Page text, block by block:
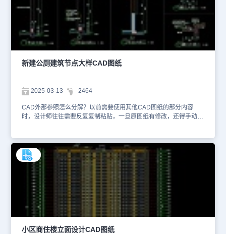
展示了出楼梯在整个楼层布局中的直观模样，让施工人员、设计师等
相关人员对楼梯的整体布局一目了然。 该CAD图纸在绘制楼梯起步
节点内容时，要明确标注起步踏步的特殊尺寸、形状以及与地面的连
接方式，比如是否有特殊的基础加固处理，以保证楼梯起步的稳固
性。想要查看更多的CAD图纸资源，大家可以在浩辰CAD官网进行
查询。本CAD制图素材仅用于互相学习资料，请勿商用。
新建公厕建筑节点大样CAD图纸
2025-03-13 2464
CAD外部参照怎么分解？以前需要使用其他CAD图纸的部分内容
时，设计师往往需要反复复制粘贴，一旦原图纸有修改，还得手动再
纸也能自动更新。需要分解时，点击【插入】—【外部参照管理
器】，选中需要分解参照的名称后，再点击【拆离】—【确定】。本
文件是CAD建筑结构中墙柱图资源中、使用CAD软件绘制的新建公
厕建筑节点大样CAD图纸。该新建公厕建筑节点大样图纸绘制了屋顶
防水、隔断安装、与地面和墙面的连接细节等内容。这样施工人员可
以按照图纸精准施工，从而保证施工质量，减少施工过程中的错误和
返工现象，有效控制成本和工期。设计师在绘制CAD图纸时，一定要
严谨细致，充分考虑各种使用场景和需求，严格遵循相关建筑规范和
标准，确保图纸的准确性和完整性。想要查看更多的CAD图纸资源，
大家可以在浩辰CAD官网进行查询。本CAD制图素材仅用于互相学
小区商住楼立面设计CAD图纸